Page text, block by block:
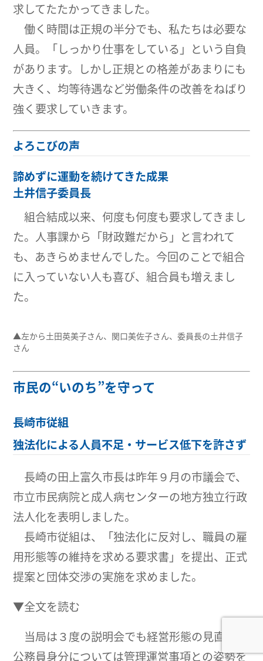
求してたたかってきました。
働く時間は正規の半分でも、私たちは必要な
人員。「しっかり仕事をしている」という自負
があります。しかし正規との格差があまりにも
大きく、均等待遇など労働条件の改善をねばり
強く要求していきます。
よろこびの声
諦めずに運動を続けてきた成果
土井信子委員長
組合結成以来、何度も何度も要求してきまし
た。人事課から「財政難だから」と言われて
も、あきらめませんでした。今回のことで組合
に入っていない人も喜び、組合員も増えまし
た。
▲左から土田英美子さん、関口美佐子さん、委員長の土井信子
さん
市民の“いのち”を守って
長崎市従組
独法化による人員不足・サービス低下を許さず
長崎の田上富久市長は昨年９月の市議会で、
市立市民病院と成人病センターの地方独立行政
法人化を表明しました。
長崎市従組は、「独法化に反対し、職員の雇
用形態等の維持を求める要求書」を提出、正式
提案と団体交渉の実施を求めました。
▼全文を読む
当局は３度の説明会でも経営形態の見直しや
公務員身分については管理運営事項との姿勢を